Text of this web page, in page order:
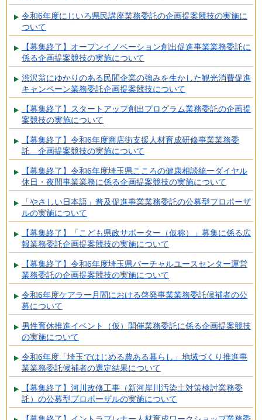
令和6年度にじいろ県民講座業務委託の企画提案競技の実施に
ついて
【募集終了】オープンイノベーション創出促進事業業務委託に
係る企画提案競技の実施について
渋沢翁にゆかりのある民間企業の強みを生かした観光消費促進
キャンペーン業務委託企画提案競技について
【募集終了】スタートアップ創出プログラム業務委託の企画提
案競技の実施について
【募集終了】令和6年度商店街支援人材育成研修事業業務委
託 企画提案競技の実施について
【募集終了】令和6年度埼玉県こころの健康相談統一ダイヤル
休日・夜間事業業務に係る企画提案競技の実施について
「やさしい日本語」普及促進事業業務委託の公募型プロポーザ
ルの実施について
【募集終了】「こども県政サポーター（仮称）」募集に係る広
報業務委託企画提案競技の実施について
【募集終了】令和6年度埼玉県バーチャルユースセンター運営
業務委託の企画提案競技の実施について
令和6年度ケアラー月間における啓発事業業務委託候補者の公
募について
男性育休推進イベント（仮）開催業務委託に係る企画提案競技
の実施について
令和6年度「埼玉ではじめる農ある暮らし」地域づくり推進事
業業務委託候補者の選定結果について
【募集終了】河川改修工事（新河岸川汚染土対策検討業務委
託）の公募型プロポーザルの実施について